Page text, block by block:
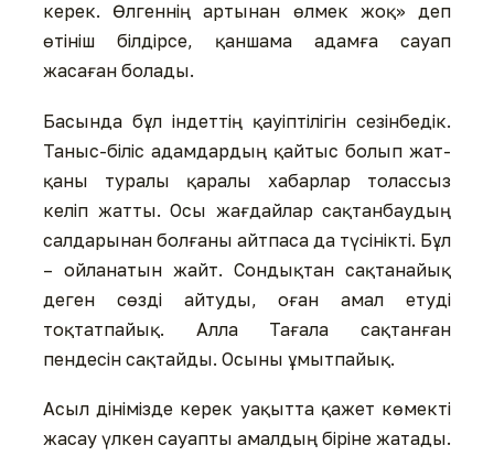
керек. Өлгеннің артынан өлмек жоқ» деп
өтініш білдірсе, қаншама адамға сауап
жасаған болады.
Басында бұл індеттің қауіп­ті­лігін сезінбедік.
Таныс-біліс адамдардың қайтыс болып жат­
қаны туралы қаралы хабар­лар толассыз
келіп жатты. Осы­ жағдайлар сақтанбаудың
салдарынан болғаны айтпаса да түсінікті. Бұл
– ойланатын жайт. Сондықтан сақтанайық
деген сөзді айтуды, оған амал ету­ді
тоқтатпайық. Алла Тағала сақ­тан­ған
пендесін сақтайды. Осы­ны ұмытпайық.
Асыл дінімізде керек уақытта қажет көмекті
жасау үлкен сауапты амалдың біріне жатады.